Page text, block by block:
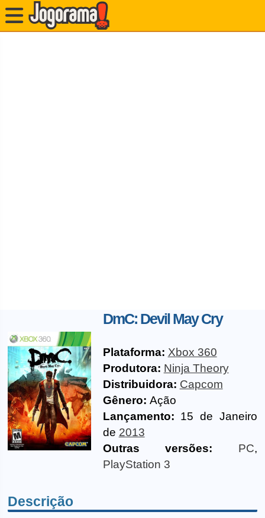
DmC: Devil May Cry
Plataforma: Xbox 360
Produtora: Ninja Theory
Distribuidora: Capcom
Gênero: Ação
Lançamento: 15 de Janeiro
de 2013
Outras versões:
PC,
PlayStation 3
Descrição